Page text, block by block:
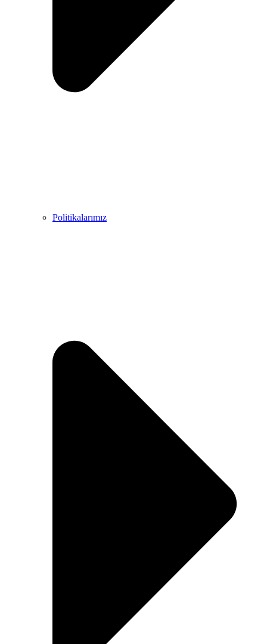
Politikalarımız